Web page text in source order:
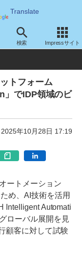
Translate
検索 Impressサイト
ス 業務関連
トフォーム
」でIDP領域のビ
2025年10月28日 17:19
ートメーション
め、AI技術を活用
Intelligent Automati
ローバル展開を見
顧客に対して試験